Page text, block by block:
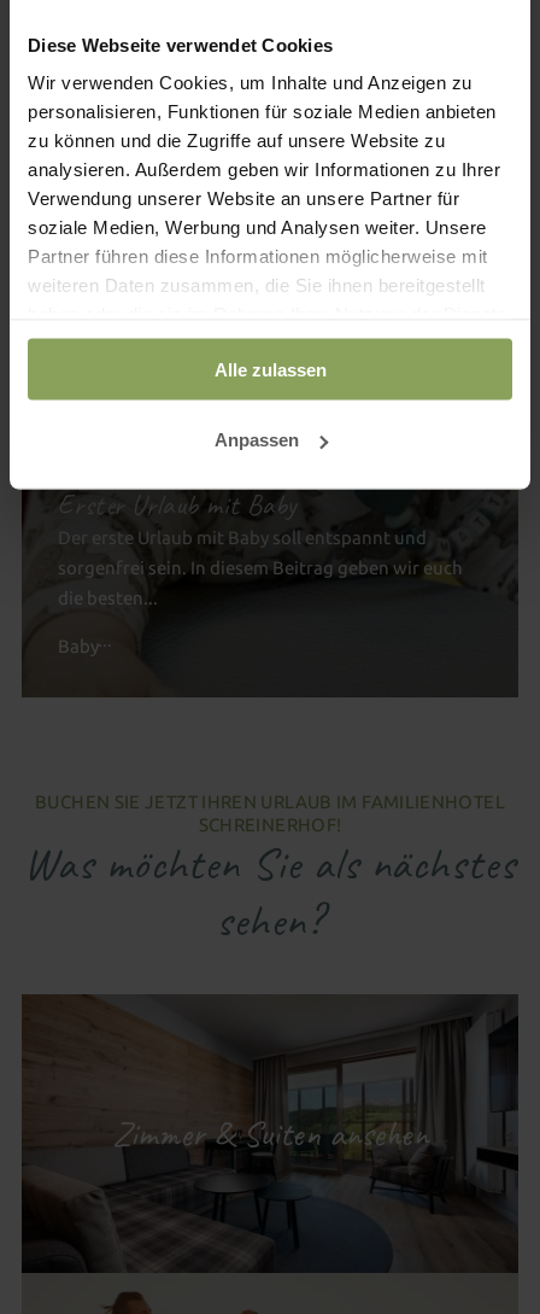
Diese Webseite verwendet Cookies
Wir verwenden Cookies, um Inhalte und Anzeigen zu
personalisieren, Funktionen für soziale Medien anbieten
zu können und die Zugriffe auf unsere Website zu
analysieren. Außerdem geben wir Informationen zu Ihrer
Verwendung unserer Website an unsere Partner für
soziale Medien, Werbung und Analysen weiter. Unsere
Partner führen diese Informationen möglicherweise mit
weiteren Daten zusammen, die Sie ihnen bereitgestellt
gesammelt haben.
Alle zulassen
Anpassen
NOV
2023
Erster Urlaub mit Baby
Der erste Urlaub mit Baby soll entspannt und
sorgenfrei sein. In diesem Beitrag geben wir euch
die besten...
Baby
BUCHEN SIE JETZT IHREN URLAUB IM FAMILIENHOTEL
SCHREINERHOF!
Was möchten Sie als nächstes
sehen?
Zimmer & Suiten ansehen